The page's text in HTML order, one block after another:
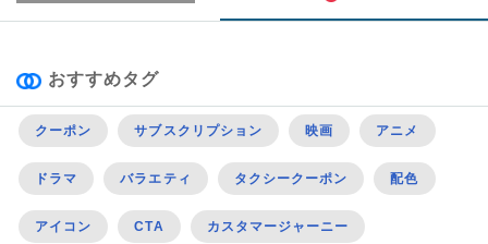
おすすめタグ
クーポン サブスクリプション 映画 アニメ
ドラマ バラエティ タクシークーポン 配色
アイコン CTA カスタマージャーニー